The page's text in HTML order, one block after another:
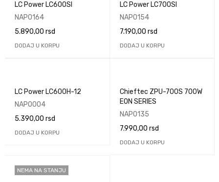
LC Power LC600SI
NAP0164
5.890,00 rsd
DODAJ U KORPU
LC Power LC700SI
NAP0154
7.190,00 rsd
DODAJ U KORPU
LC Power LC600H-12
NAP0004
5.390,00 rsd
DODAJ U KORPU
Chieftec ZPU-700S 700W
EON SERIES
NAP0135
7.990,00 rsd
DODAJ U KORPU
NEMA NA STANJU